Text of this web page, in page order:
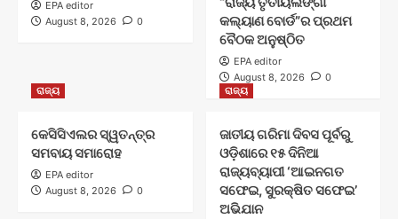
EPA editor
August 8, 2026
0
କଲ୍ୟାଣ ବୋର୍ଡ”ର ପ୍ରଥମ
ବୈଠକ ଅନୁଷ୍ଠିତ
EPA editor
August 8, 2026
0
ରାଜ୍ୟ
କେସିସିଏଲର ସ୍ୱତନ୍ତ୍ର
ସମବାୟ ସମାରୋହ
EPA editor
August 8, 2026
0
ରାଜ୍ୟ
ଜାତୀୟ ଗରିମା ଦିବସ ପୂର୍ବରୁ
ଓଡ଼ିଶାରେ ୧୫ ଦିନିଆ
ରାଜ୍ୟବ୍ୟାପୀ ‘ଆଇନଗତ
ସଫେଇ, ସୁରକ୍ଷିତ ସଫେଇ’
ଅଭିଯାନ